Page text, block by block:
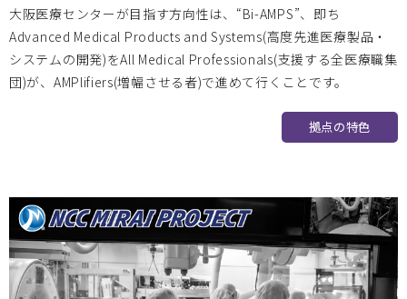
2023/4/19～21開催の Medtech Japan 2023 和（やわら
ぎ）ブースに多数の方がお立ち寄りくださり、誠にありがと
うございました。
2023.03.17
記念講演・シンポジウム開催のお知らせ
神戸大学 2023.03.17
大阪医療センターが目指す方向性は、“Bi-AMPS”、即ち
Advanced Medical Products and Systems(高度先進医療製品・
システムの開発)をAll Medical Professionals(支援する全医療職集
団)が、AMPlifiers(増幅させる者)で進めて行くことです。
拠点の特色